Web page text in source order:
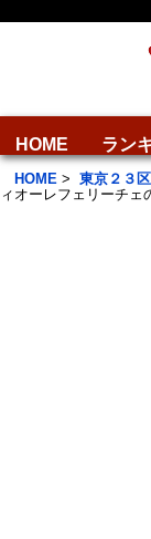
HOME ラン
HOME > 東京２３
ィオーレフェリーチェ